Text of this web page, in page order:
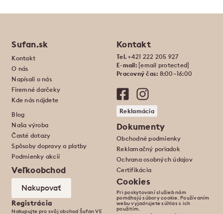
Sufan.sk
Kontakt
O nás
Napísali o nás
Firemné darčeky
Kde nás nájdete
Blog
Naša výroba
Časté dotazy
Spôsoby dopravy a platby
Podmienky akcií
Veľkoobchod
Nakupovať
Registrácia
Nakupujte pro svůj obchod Šufan VE
Kontakt
Tel. +421 222 205 927
E-mail: [email protected]
Pracovný čas: 8:00–16:00
Reklamácia
Dokumenty
Obchodné podmienky
Reklamačný poriadok
Ochrana osobných údajov
Certifikácia
Cookies
Pri poskytovaní služieb nám
pomáhajú súbory cookie. Používaním
webu vyjadrujete súhlas s ich
použitím.